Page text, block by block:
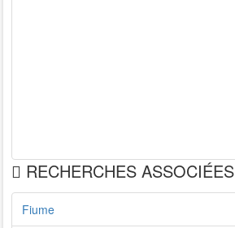
RECHERCHES ASSOCIÉES
Fiume